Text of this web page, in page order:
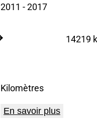
2011 - 2017
Kilomètres
14219
En savoir plus